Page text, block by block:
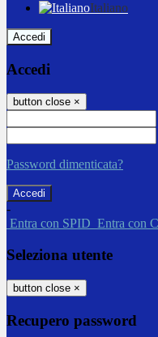
Italiano
Accedi
Accedi
button close ×
Password dimenticata?
-
Entra con SPID Entra con
Seleziona utente
button close ×
Recupero password